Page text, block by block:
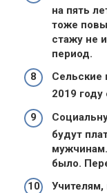
на пять
тоже
стажу не
период.
Сельские
2019 году
будут
было.
Учителям,